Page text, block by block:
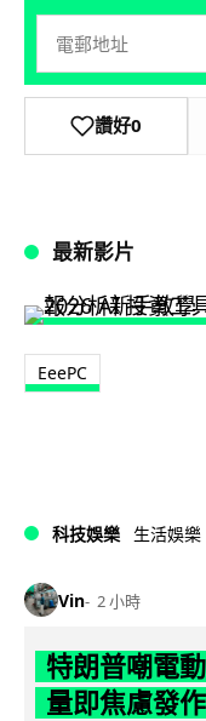
讚好0
最新影片
EeePC
科技娛樂 生活娛樂
Vin 2 小時
特朗普嘲電
量即焦慮發